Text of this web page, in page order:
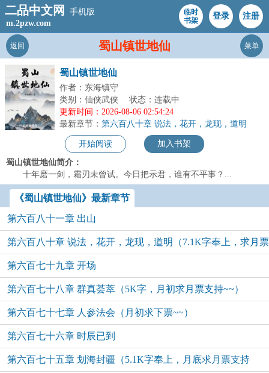
二品中文网
手机版
m.2pzw.com
临时
书架
登录 注册
蜀山镇世地仙
返回 菜单
蜀山镇世地仙
作者：东海镇守
类别：仙侠武侠
状态：连载中
更新时间：2026-08-06 02:54:24
最新章节： 第六百八十章 说法，花开，龙现，道明
（7.1K字奉上，求月票支持~）
开始阅读
加入书架
蜀山镇世地仙简介：
十年磨一剑，霜刃未曾试。今日把示君，谁有不平事？...
《蜀山镇世地仙》最新章节
第六百八十一章 出山
第六百八十章 说法，花开，龙现，道明（7.1K字奉上，求月票
支持~）
第六百七十九章 开场
第六百七十八章 群真荟萃（5K字，月初求月票支持~~）
第六百七十七章 人参法会（月初求下票~~）
第六百七十六章 时辰已到
第六百七十五章 划海封疆（5.1K字奉上，月底求月票支持